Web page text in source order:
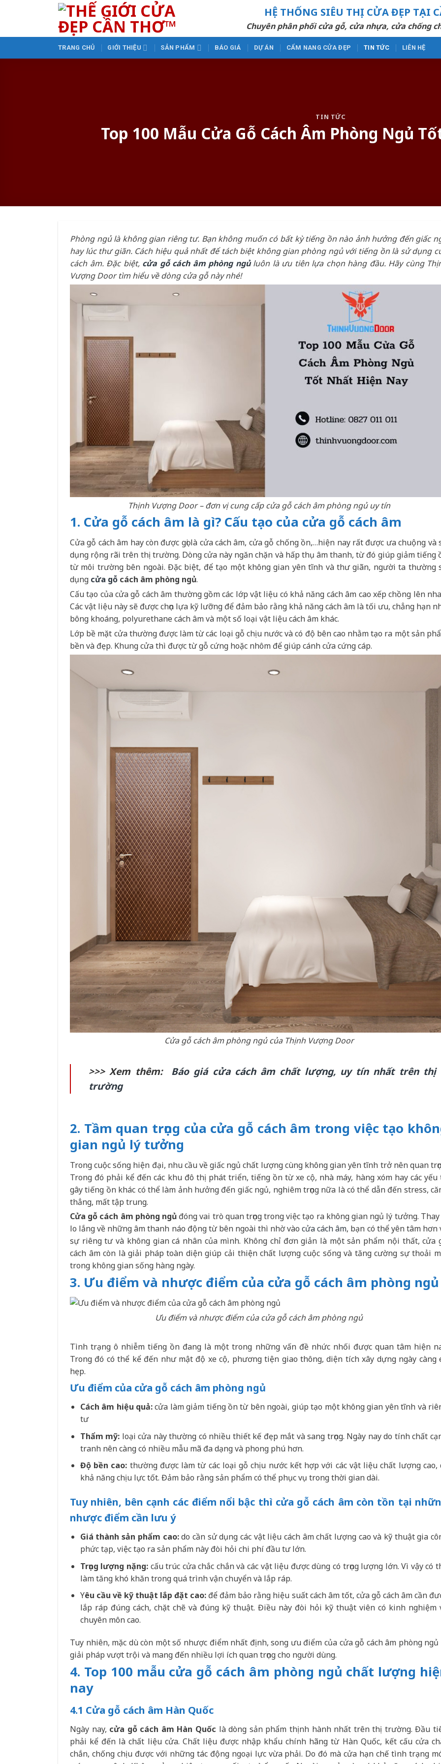
HỆ THỐNG SIÊU THỊ CỬA ĐẸP TẠI
Chuyên phân phối cửa gỗ, cửa nhựa, cửa chống
TRANG CHỦ GIỚI THIỆU SẢN PHẨM BÁO GIÁ DỰ ÁN CẨM NANG CỬA ĐẸP TIN TỨC LIÊN HỆ
TIN TỨC
Top 100 Mẫu Cửa Gỗ Cách Âm Phòng Ngủ
Phòng ngủ là không gian riêng tư. Bạn không muốn có bất kỳ tiếng ồn nào ảnh hưởng đến giấc
hay lúc thư giãn. Cách hiệu quả nhất để tách biệt không gian phòng ngủ với tiếng ồn là sử dụng
cách âm. Đặc biệt, cửa gỗ cách âm phòng ngủluôn là ưu tiên lựa chọn hàng đầu. Hãy cùng
Vượng Door tìm hiểu về dòng cửa gỗ này nhé!
Thịnh Vượng Door – đơn vị cung cấp cửa gỗ cách âm phòng ngủ uy tín
1. Cửa gỗ cách âm là gì? Cấu tạo của cửa gỗ cách âm
Cửa gỗ cách âm hay còn được gọi là cửa cách âm, cửa gỗ chống ồn,…hiện nay rất được ưa chuộng và
dụng rộng rãi trên thị trường. Dòng cửa này ngăn chặn và hấp thụ âm thanh, từ đó giúp giảm tiếng
từ môi trường bên ngoài. Đặc biệt, để tạo một không gian yên tĩnh và thư giãn, người ta thường
dụng cửa gỗ cách âm phòng ngủ.
Cấu tạo của cửa gỗ cách âm thường gồm các lớp vật liệu có khả năng cách âm cao xếp chồng lên
Các vật liệu này sẽ được chọn lựa kỹ lưỡng để đảm bảo rằng khả năng cách âm là tối ưu, chẳng hạn
bông khoáng, polyurethane cách âm và một số loại vật liệu cách âm khác.
Lớp bề mặt cửa thường được làm từ các loại gỗ chịu nước và có độ bên cao nhằm tạo ra một sản
bền và đẹp. Khung cửa thì được từ gỗ cứng hoặc nhôm để giúp cánh cửa cứng cáp.
Cửa gỗ cách âm phòng ngủ của Thịnh Vượng Door
>>> Xem thêm: Báo giá cửa cách âm chất lượng, uy tín nhất trên thị
trường
2. Tầm quan trọng của cửa gỗ cách âm trong việc tạo
gian ngủ lý tưởng
Trong cuộc sống hiện đại, nhu cầu về giấc ngủ chất lượng cùng không gian yên tĩnh trở nên quan
Trong đó phải kể đến các khu đô thị phát triển, tiếng ồn từ xe cộ, nhà máy, hàng xóm hay các yếu
gây tiếng ồn khác có thể làm ảnh hưởng đến giấc ngủ, nghiêm trọng nữa là có thể dẫn đến stress,
thẳng, mất tập trung.
Cửa gỗ cách âm phòng ngủ đóng vai trò quan trọng trong việc tạo ra không gian ngủ lý tưởng.
lo lắng về những âm thanh náo động từ bên ngoài thì nhờ vàocửa cách âm, bạn có thể yên tâm hơn
sự riêng tư và không gian cá nhân của mình. Không chỉ đơn giản là một sản phẩm nội thất, cửa
cách âm còn là giải pháp toàn diện giúp cải thiện chất lượng cuộc sống và tăng cường sự thoải
trong không gian sống hàng ngày.
3. Ưu điểm và nhược điểm của cửa gỗ cách âm phòng ngủ
Ưu điểm và nhược điểm của cửa gỗ cách âm phòng ngủ
Tình trạng ô nhiễm tiếng ồn đang là một trong những vấn đề nhức nhối được quan tâm hiện
Trong đó có thể kể đến như mật độ xe cộ, phương tiện giao thông, diện tích xây dựng ngày càng
hẹp.
Ưu điểm của cửa gỗ cách âm phòng ngủ
Cách âm hiệu quả:cửa làm giảm tiếng ồn từ bên ngoài, giúp tạo một không gian yên tĩnh và
tư
Thẩm mỹ: loại cửa này thường có nhiều thiết kế đẹp mắt và sang trọng. Ngày nay do tính chất
tranh nên càng có nhiều mẫu mã đa dạng và phong phú hơn.
Độ bền cao: thường được làm từ các loại gỗ chịu nước kết hợp với các vật liệu chất lượng cao,
khả năng chịu lực tốt. Đảm bảo rằng sản phẩm có thể phục vụ trong thời gian dài.
Tuy nhiên, bên cạnh các điểm nổi bậc thì cửa gỗ cách âm còn tồn tại
nhược điểm cần lưu ý
Giá thành sản phẩm cao:do cần sử dụng các vật liệu cách âm chất lượng cao và kỹ thuật gia
phức tạp, việc tạo ra sản phẩm này đòi hỏi chi phí đầu tư lớn.
Trọng lượng nặng:cấu trúc cửa chắc chắn và các vật liệu được dùng có trọng lượng lớn. Vì vậy có
làm tăng khó khăn trong quá trình vận chuyển và lắp ráp.
Yêu cầu về kỹ thuật lắp đặt cao: để đảm bảo rằng hiệu suất cách âm tốt, cửa gỗ cách âm cần
lắp ráp đúng cách, chặt chẽ và đúng kỹ thuật. Điều này đòi hỏi kỹ thuật viên có kinh nghiệm
chuyên môn cao.
Tuy nhiên, mặc dù còn một số nhược điểm nhất định, song ưu điểm của cửa gỗ cách âm phòng ngủ
giải pháp vượt trội và mang đến nhiều lợi ích quan trọng cho người dùng.
4. Top 100 mẫu cửa gỗ cách âm phòng ngủ chất lượng
nay
4.1 Cửa gỗ cách âm Hàn Quốc
Ngày nay, cửa gỗ cách âm Hàn Quốc là dòng sản phẩm thịnh hành nhất trên thị trường. Đầu
phải kể đến là chất liệu cửa. Chất liệu được nhập khẩu chính hãng từ Hàn Quốc, kết cấu cửa
chắn, chống chịu được với những tác động ngoại lực vừa phải. Do đó mà cửa hạn chế tình trạng